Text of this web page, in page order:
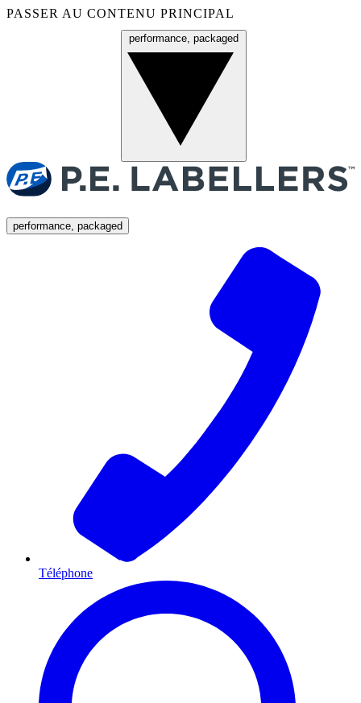
PASSER AU CONTENU PRINCIPAL
performance, packaged
performance, packaged
Téléphone